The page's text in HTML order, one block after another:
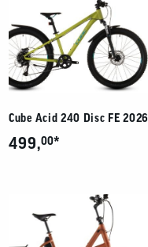
Cube Acid 240 Disc FE 2026
499,00*